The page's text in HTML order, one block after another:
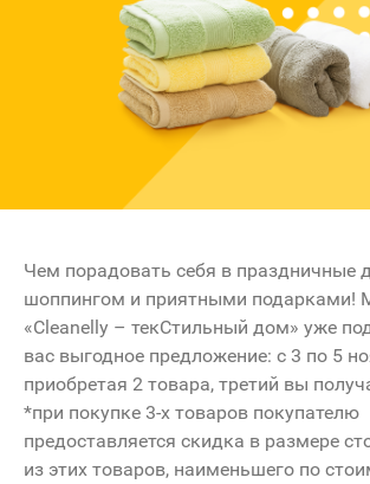
Чем порадовать себя в праздничные
шоппингом и приятными подарками!
«Cleanelly – текСтильный дом» уже
вас выгодное предложение: с 3 по 5
приобретая 2 товара, третий вы
*при покупке 3-х товаров покупателю
предоставляется скидка в размере
из этих товаров, наименьшего по